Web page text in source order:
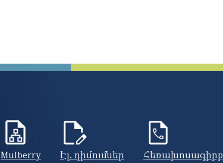
Mulberry Էլ. դիմումներ Հեռախոսագիրք